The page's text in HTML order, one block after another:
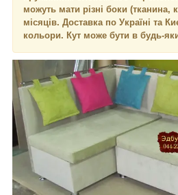
можуть мати різні боки (тканина,
місяців. Доставка по Україні та
кольори. Кут може бути в будь-